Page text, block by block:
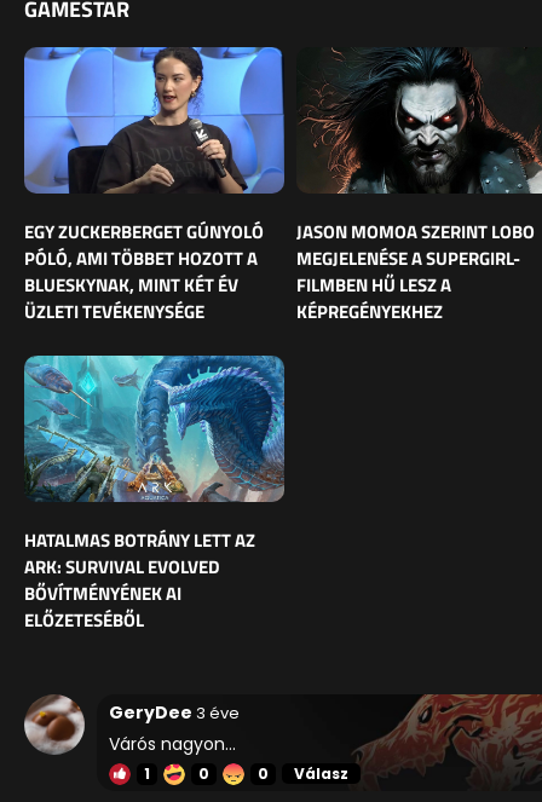
GAMESTAR
EGY ZUCKERBERGET GÚNYOLÓ
PÓLÓ, AMI TÖBBET HOZOTT A
BLUESKYNAK, MINT KÉT ÉV
ÜZLETI TEVÉKENYSÉGE
JASON MOMOA SZERINT LOBO
MEGJELENÉSE A SUPERGIRL-
FILMBEN HŰ LESZ A
KÉPREGÉNYEKHEZ
HATALMAS BOTRÁNY LETT AZ
ARK: SURVIVAL EVOLVED
BŐVÍTMÉNYÉNEK AI
ELŐZETESÉBŐL
GeryDee 3 éve
Várós nagyon...
1 0 0 Válasz